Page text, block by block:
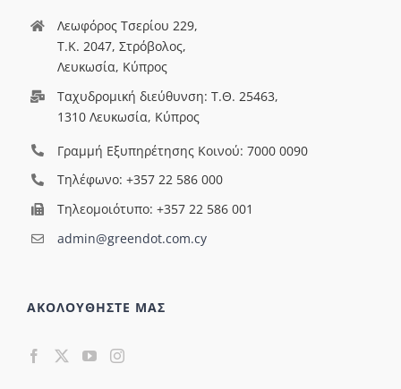
Λεωφόρος Τσερίου 229,
T.Κ. 2047, Στρόβολος,
Λευκωσία, Κύπρος
Ταχυδρομική διεύθυνση: Τ.Θ. 25463,
1310 Λευκωσία, Κύπρος
Γραμμή Εξυπηρέτησης Κοινού: 7000 0090
Τηλέφωνο: +357 22 586 000
Τηλεομοιότυπο: +357 22 586 001
admin@greendot.com.cy
ΑΚΟΛΟΥΘΗΣΤΕ ΜΑΣ